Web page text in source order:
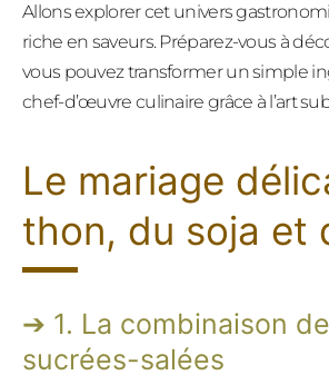
Allons explorer cet univers
riche en saveurs. Préparez-vous à
vous pouvez transformer un simple
chef-d’œuvre culinaire grâce à l’art
Le mariage
thon, du soja et
1. La combinaison
sucrées-salées